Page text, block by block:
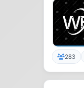
283